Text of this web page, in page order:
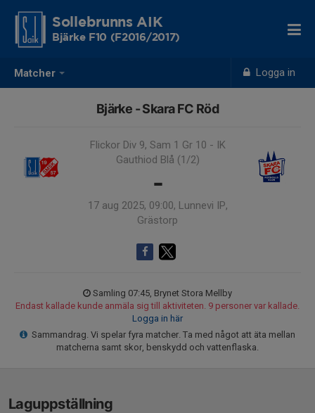
Matcher Logga in
Sollebrunns AIK
Bjärke F10 (F2016/2017)
Bjärke - Skara FC Röd
Flickor Div 9, Sam 1 Gr 10 - IK
Gauthiod Blå (1/2)
-
17 aug 2025, 09:00, Lunnevi IP,
Grästorp
Samling 07:45, Brynet Stora Mellby
Endast kallade kunde anmäla sig till aktiviteten. 9 personer var kallade.
Logga in här
Sammandrag. Vi spelar fyra matcher. Ta med något att äta mellan
matcherna samt skor, benskydd och vattenflaska.
Laguppställning